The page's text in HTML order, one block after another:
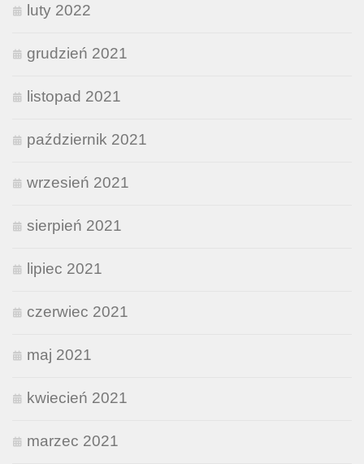
luty 2022
grudzień 2021
listopad 2021
październik 2021
wrzesień 2021
sierpień 2021
lipiec 2021
czerwiec 2021
maj 2021
kwiecień 2021
marzec 2021